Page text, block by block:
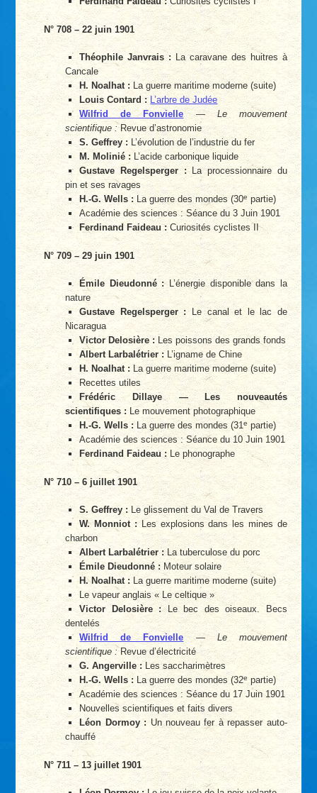
N° 708 – 22 juin 1901
Théophile Janvrais : La caravane des huitres à
Cancale
H. Noalhat : La guerre maritime moderne (suite)
Louis Contard : L’arbre de Judée
Wilfrid de Fonvielle —Le mouvement
scientifique :Revue d’astronomie
S. Geffrey : L’évolution de l’industrie du fer
M. Molinié : L’acide carbonique liquide
Gustave Regelsperger :La processionnaire du
pin et ses ravages
H.-G. Wells :La guerre des mondes (30e partie)
Académie des sciences : Séance du 3 Juin 1901
Ferdinand Faideau :Curiosités cyclistes II
N° 709 – 29 juin 1901
Émile Dieudonné :L’énergie disponible dans la
nature
Gustave Regelsperger : Le canal et le lac de
Nicaragua
Victor Delosière :Les poissons des grands fonds
Albert Larbalétrier :L’igname de Chine
H. Noalhat :La guerre maritime moderne (suite)
Recettes utiles
Frédéric Dillaye — Les nouveautés
scientifiques : Le mouvement photographique
H.-G. Wells :La guerre des mondes (31e partie)
Académie des sciences : Séance du 10 Juin 1901
Ferdinand Faideau : Le phonographe
N° 710 – 6 juillet 1901
S. Geffrey :Le glissement du Val de Travers
W. Monniot :Les explosions dans les mines de
charbon
Albert Larbalétrier :La tuberculose du porc
Émile Dieudonné : Moteur solaire
H. Noalhat : La guerre maritime moderne (suite)
Le vapeur anglais « Le celtique »
Victor Delosière :Le bec des oiseaux. Becs
dentelés
Wilfrid de Fonvielle —Le mouvement
scientifique :Revue d’électricité
G. Angerville : Les saccharimètres
H.-G. Wells :La guerre des mondes (32epartie)
Académie des sciences : Séance du 17 Juin 1901
Nouvelles scientifiques et faits divers
Léon Dormoy : Un nouveau fer à repasser auto-
chauffé
N° 711 – 13 juillet 1901